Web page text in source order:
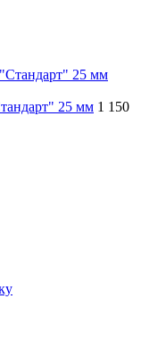
25 мм 1 150